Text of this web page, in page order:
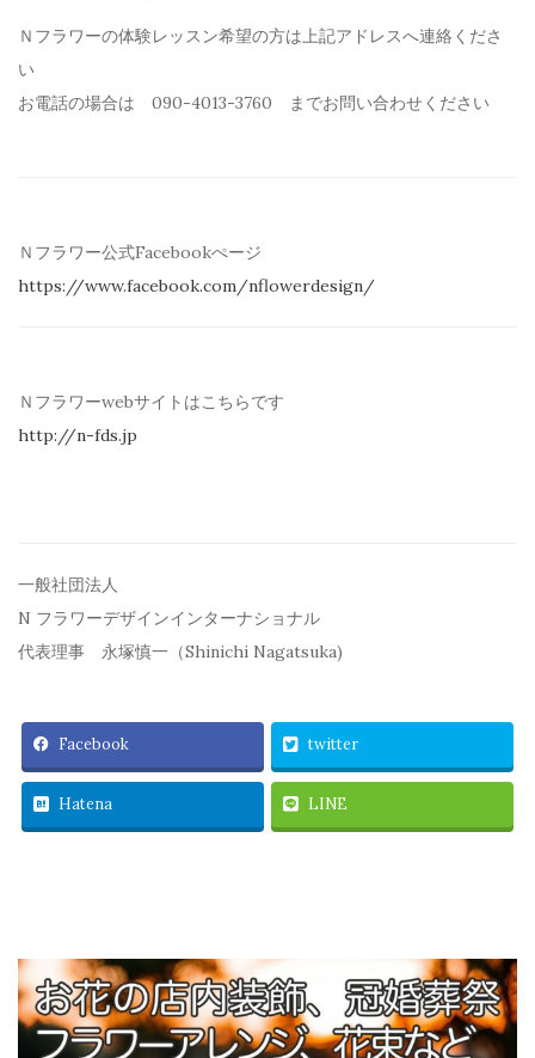
Ｎフラワーの体験レッスン希望の方は上記アドレスへ連絡くださ
い
お電話の場合は 090-4013-3760 までお問い合わせください
Ｎフラワー公式Facebookぺージ
https://www.facebook.com/nflowerdesign/
Ｎフラワーwebサイトはこちらです
http://n-fds.jp
一般社団法人
N フラワーデザインインターナショナル
代表理事 永塚慎一（Shinichi Nagatsuka)
Facebook twitter
Hatena LINE